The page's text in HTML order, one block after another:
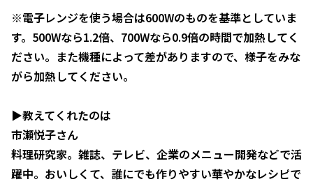
※電子レンジを使う場合は600Wのものを基準としていま
す。500Wなら1.2倍、700Wなら0.9倍の時間で加熱してく
ださい。また機種によって差がありますので、様子をみな
がら加熱してください。
▶︎教えてくれたのは
市瀬悦子さん
料理研究家。雑誌、テレビ、企業のメニュー開発などで活
躍中。おいしくて、誰にでも作りやすい華やかなレシピで